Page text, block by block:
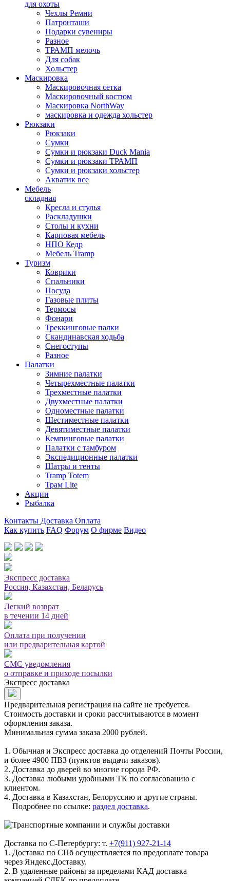
для охоты
Чехлы Ремни
Патронташи
Подарки сувениры
Разное
ТРАМП мелочь
Для собак
Хольстер
Маскировка
Маскировочная сетка
Маскировочный костюм
Маскировка NorthWay
маскировка и одежда хольстер
Рюкзаки
Рюкзаки
Сумки
Сумки и рюкзаки Duck Mania
Сумки и рюкзаки ТРАМП
Сумки и рюкзаки хольстер
Акватик все
Мебель
складная
Кресла и стулья
Раскладушки
Столы и кухни
Карповая мебель
НПО Кедр
Мебель Tramp
Туризм
Коврики
Спальники
Посуда
Газовые плиты
Термосы
Фонари
Треккинговые палки
Скандинавская ходьба
Снегоступы
Разное
Палатки
Зимние палатки
Четырехместные палатки
Трехместные палатки
Двухместные палатки
Одноместные палатки
Шестиместные палатки
Девятиместные палатки
Кемпинговые палатки
Палатки с тамбуром
Экспедиционные палатки
Шатры и тенты
Tramp Totem
Трам Lite
Акции
Рыбалка
Контакты Доставка Оплата
Как купить FAQ Форум О фирме Видео
Экспресс доставка
Россия, Казахстан, Беларусь
Легкий возврат
в течении 14 дней
Оплата при получении
или предварительная картой
СМС уведомления
о отправке и приходе посылки
Экспресс доставка
Предварительная регистрация на сайте не требуется.
Стоимость доставки и сроки рассчитываются в момент
оформления заказа.
Минимальная сумма заказа 2000 рублей.
1. Обычная и Экспресс доставка до отделений Почты России,
и более 4900 ПВЗ (пунктов выдачи заказов).
2. Доставка до дверей во многие города РФ.
3. Доставка любыми удобными ТК по согласованию с
клиентом.
4. Доставка в Казахстан, Белоруссию и другие страны.
Подробнее по ссылке: раздел доставка.
Доставка по С-Петербургу: т. +7(911) 927-21-14
1. Доставка по СПб осуществляется по предоплате товара
через Яндекс.Доставку.
2. В удаленные районы за пределами КАД доставка